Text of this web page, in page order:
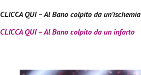
CLICCA QUI – Al Bano colpito da un’ischemia
CLICCA QUI – Al Bano colpito da un infarto